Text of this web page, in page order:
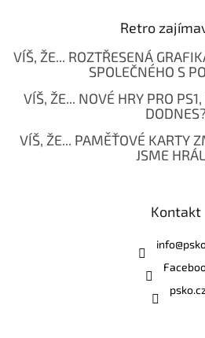
Retro
VÍŠ, ŽE... ROZTŘESENÁ
SPOLEČNÉHO S
VÍŠ, ŽE... NOVÉ HRY PRO
VÍŠ, ŽE... PAMĚŤOVÉ KARTY
JSME
Kontakt
info@